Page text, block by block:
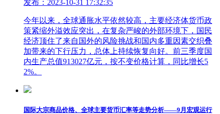
发布：2023-10-31 17:32:35
今年以来，全球通胀水平依然较高，主要经济体货币政
策紧缩外溢效应突出，在复杂严峻的外部环境下，国民
经济顶住了来自国外的风险挑战和国内多重因素交织叠
加带来的下行压力，总体上持续恢复向好。前三季度国
内生产总值913027亿元，按不变价格计算，同比增长5
2%。
国际大宗商品价格、全球主要货币汇率等走势分析——9月宏观运行